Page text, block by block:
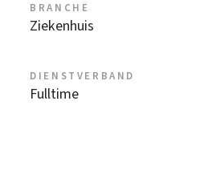
BRANCHE
Ziekenhuis
DIENSTVERBAND
Fulltime